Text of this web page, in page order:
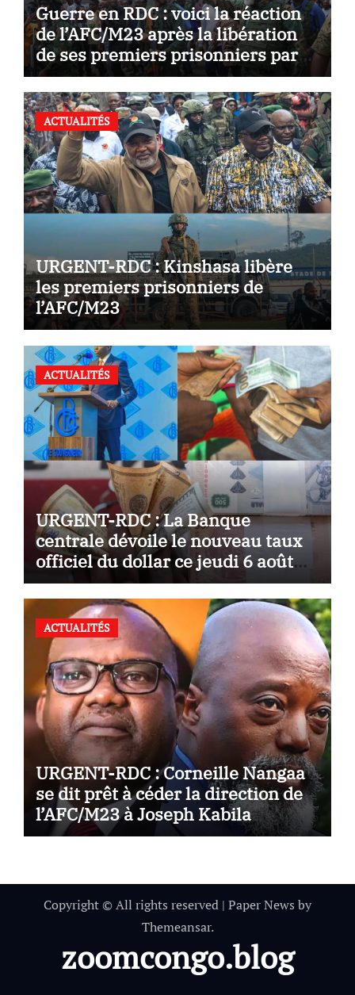
Guerre en RDC : voici la réaction
de l’AFC/M23 après la libération
de ses premiers prisonniers par
Kinshasa
ACTUALITÉS
URGENT-RDC : Kinshasa libère
les premiers prisonniers de
l’AFC/M23
ACTUALITÉS
URGENT-RDC : La Banque
centrale dévoile le nouveau taux
officiel du dollar ce jeudi 6 août
2026
ACTUALITÉS
URGENT-RDC : Corneille Nangaa
se dit prêt à céder la direction de
l’AFC/M23 à Joseph Kabila
Copyright © All rights reserved | Paper News by
Themeansar.
zoomcongo.blog